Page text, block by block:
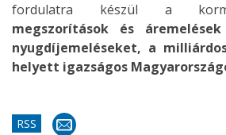
fordulatra készül a
megszorítások és
nyugdíjemeléseket, a
helyett igazságos
RSS